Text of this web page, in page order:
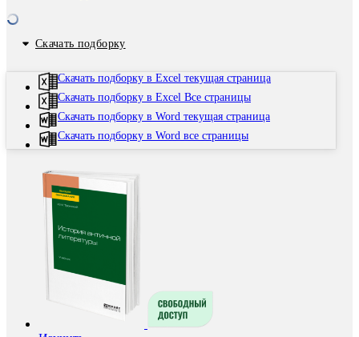
Скачать подборку
Скачать подборку в Excel текущая страница
Скачать подборку в Excel Все страницы
Скачать подборку в Word текущая страница
Скачать подборку в Word все страницы